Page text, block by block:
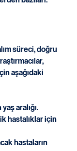
bazıları:
süreci, doğru
aralığı.
hastalıklar için